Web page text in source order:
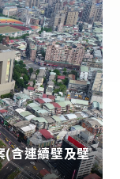
(含連續壁及壁